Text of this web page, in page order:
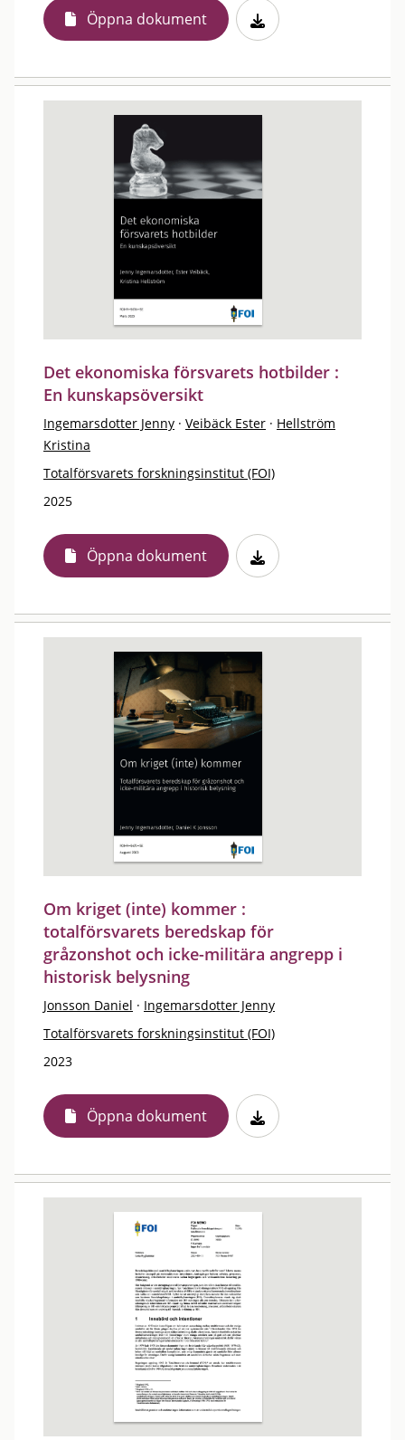
Öppna dokument
Det ekonomiska försvarets hotbilder :
En kunskapsöversikt
Ingemarsdotter Jenny · Veibäck Ester · Hellström
Kristina
Totalförsvarets forskningsinstitut (FOI)
2025
Öppna dokument
Om kriget (inte) kommer :
totalförsvarets beredskap för
gråzonshot och icke-militära angrepp i
historisk belysning
Jonsson Daniel · Ingemarsdotter Jenny
Totalförsvarets forskningsinstitut (FOI)
2023
Öppna dokument